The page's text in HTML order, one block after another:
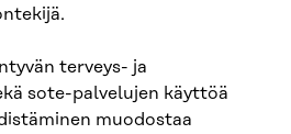
terveys- ja
sote-palvelujen käyttöä
muodostaa